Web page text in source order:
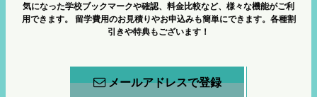
気になった学校ブックマークや確認、料金比較など、様々な機能がご利
用できます。
留学費用のお見積りやお申込みも簡単にできます。各種割
引きや特典もございます！
メールアドレスで登録